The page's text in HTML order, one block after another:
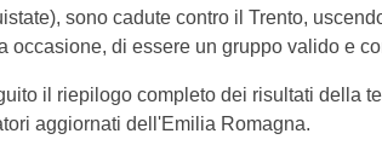
sono cadute contro il Trento,
occasione, di essere un gruppo valido e
il riepilogo completo dei risultati della
aggiornati dell'Emilia Romagna.